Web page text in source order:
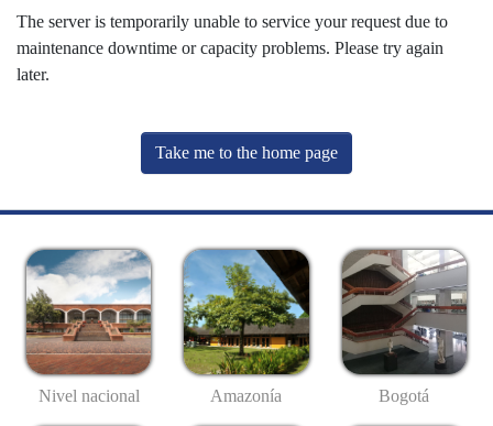
The server is temporarily unable to service your request due to
maintenance downtime or capacity problems. Please try again
later.
Take me to the home page
Nivel nacional Amazonía Bogotá